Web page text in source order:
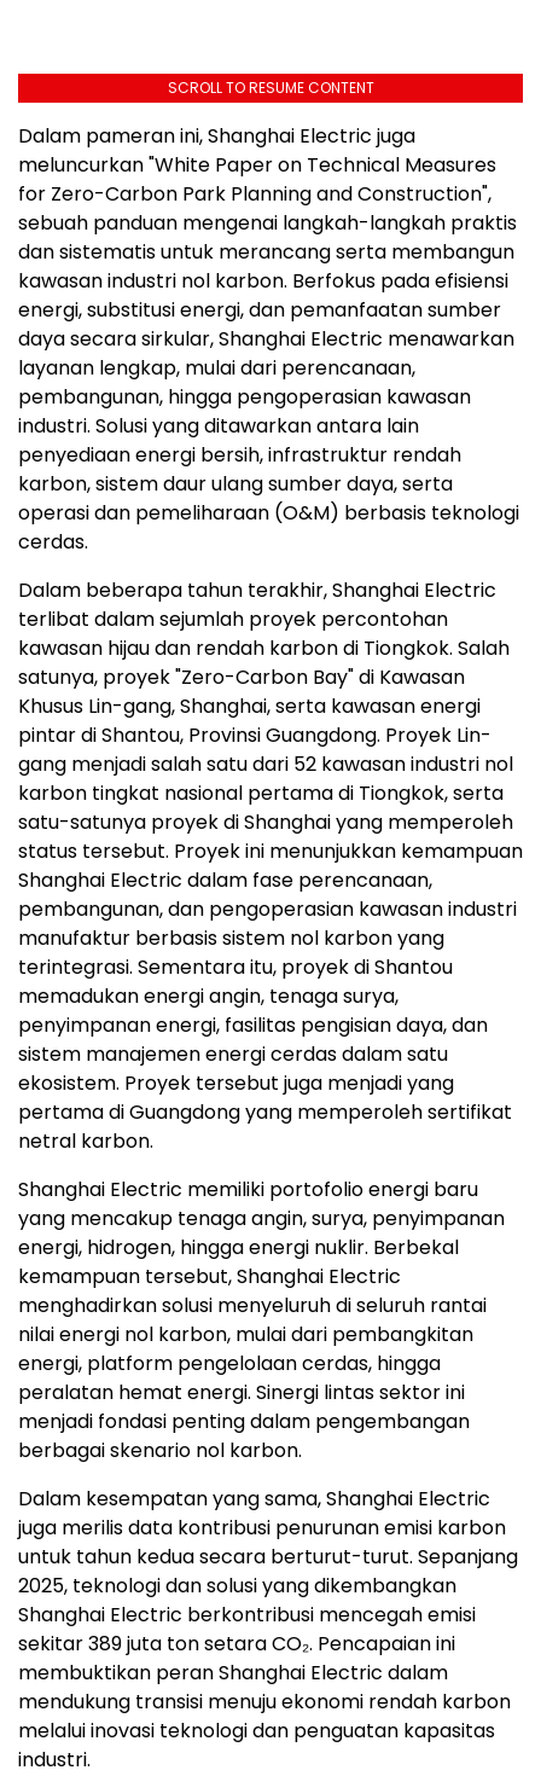
SCROLL TO RESUME CONTENT
Dalam pameran ini, Shanghai Electric juga
meluncurkan "White Paper on Technical Measures
for Zero-Carbon Park Planning and Construction",
sebuah panduan mengenai langkah-langkah praktis
dan sistematis untuk merancang serta membangun
kawasan industri nol karbon. Berfokus pada efisiensi
energi, substitusi energi, dan pemanfaatan sumber
daya secara sirkular, Shanghai Electric menawarkan
layanan lengkap, mulai dari perencanaan,
pembangunan, hingga pengoperasian kawasan
industri. Solusi yang ditawarkan antara lain
penyediaan energi bersih, infrastruktur rendah
karbon, sistem daur ulang sumber daya, serta
operasi dan pemeliharaan (O&M) berbasis teknologi
cerdas.
Dalam beberapa tahun terakhir, Shanghai Electric
terlibat dalam sejumlah proyek percontohan
kawasan hijau dan rendah karbon di Tiongkok. Salah
satunya, proyek "Zero-Carbon Bay" di Kawasan
Khusus Lin-gang, Shanghai, serta kawasan energi
pintar di Shantou, Provinsi Guangdong. Proyek Lin-
gang menjadi salah satu dari 52 kawasan industri nol
karbon tingkat nasional pertama di Tiongkok, serta
satu-satunya proyek di Shanghai yang memperoleh
status tersebut. Proyek ini menunjukkan kemampuan
Shanghai Electric dalam fase perencanaan,
pembangunan, dan pengoperasian kawasan industri
manufaktur berbasis sistem nol karbon yang
terintegrasi. Sementara itu, proyek di Shantou
memadukan energi angin, tenaga surya,
penyimpanan energi, fasilitas pengisian daya, dan
sistem manajemen energi cerdas dalam satu
ekosistem. Proyek tersebut juga menjadi yang
pertama di Guangdong yang memperoleh sertifikat
netral karbon.
Shanghai Electric memiliki portofolio energi baru
yang mencakup tenaga angin, surya, penyimpanan
energi, hidrogen, hingga energi nuklir. Berbekal
kemampuan tersebut, Shanghai Electric
menghadirkan solusi menyeluruh di seluruh rantai
nilai energi nol karbon, mulai dari pembangkitan
energi, platform pengelolaan cerdas, hingga
peralatan hemat energi. Sinergi lintas sektor ini
menjadi fondasi penting dalam pengembangan
berbagai skenario nol karbon.
Dalam kesempatan yang sama, Shanghai Electric
juga merilis data kontribusi penurunan emisi karbon
untuk tahun kedua secara berturut-turut. Sepanjang
2025, teknologi dan solusi yang dikembangkan
Shanghai Electric berkontribusi mencegah emisi
sekitar 389 juta ton setara CO₂. Pencapaian ini
membuktikan peran Shanghai Electric dalam
mendukung transisi menuju ekonomi rendah karbon
melalui inovasi teknologi dan penguatan kapasitas
industri.